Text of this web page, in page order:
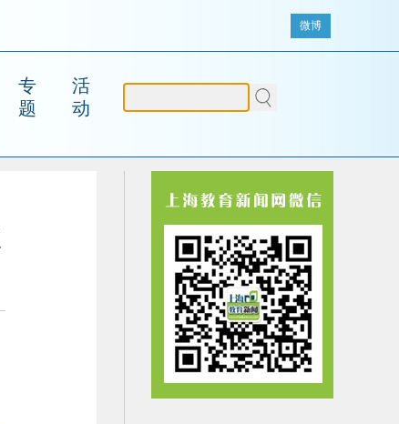
微博
专
题
活
动